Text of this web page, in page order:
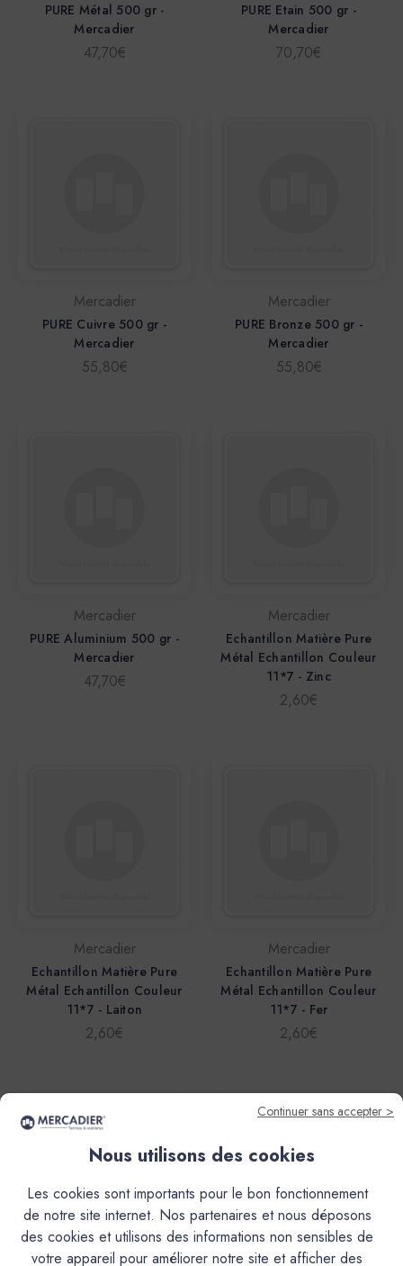
PURE Métal 500 gr -
Mercadier
47,70€
PURE Etain 500 gr -
Mercadier
70,70€
Mercadier
PURE Cuivre 500 gr -
Mercadier
55,80€
Mercadier
PURE Bronze 500 gr -
Mercadier
55,80€
Mercadier
PURE Aluminium 500 gr -
Mercadier
47,70€
Mercadier
Echantillon Matière Pure
Métal Echantillon Couleur
11*7 - Zinc
2,60€
Mercadier
Echantillon Matière Pure
Métal Echantillon Couleur
11*7 - Laiton
2,60€
Mercadier
Echantillon Matière Pure
Métal Echantillon Couleur
11*7 - Fer
2,60€
Continuer sans accepter >
Nous utilisons des cookies
Les cookies sont importants pour le bon fonctionnement
de notre site internet. Nos partenaires et nous déposons
des cookies et utilisons des informations non sensibles de
votre appareil pour améliorer notre site et afficher des